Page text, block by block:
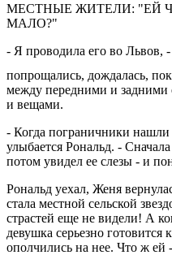
МЕСТНЫЕ ЖИТЕЛИ: "ЕЙ
МАЛО?"
- Я проводила его во Львов,
попрощались, дождалась,
между передними и
и вещами.
- Когда пограничники нашли
улыбается Рональд. -
потом увидел ее слезы - и
Рональд уехал, Женя
стала местной сельской
страстей еще не видели! А
девушка серьезно
ополчились на нее. Что ж ей